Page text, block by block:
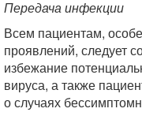
Передача инфекции
Всем пациентам,
проявлений, следует
избежание
вируса, а также
о случаях